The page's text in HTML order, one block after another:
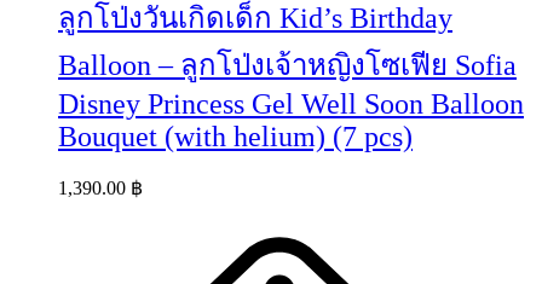
ลูกโป่งวันเกิดเด็ก Kid’s Birthday
Balloon – ลูกโป่งเจ้าหญิงโซเฟีย Sofia
Disney Princess Gel Well Soon Balloon
Bouquet (with helium) (7 pcs)
1,390.00 ฿